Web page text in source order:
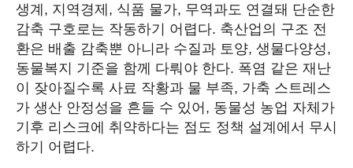
생계, 지역경제, 식품 물가, 무역과도 연결돼 단순한
감축 구호로는 작동하기 어렵다. 축산업의 구조 전
환은 배출 감축뿐 아니라 수질과 토양, 생물다양성,
동물복지 기준을 함께 다뤄야 한다. 폭염 같은 재난
이 잦아질수록 사료 작황과 물 부족, 가축 스트레스
가 생산 안정성을 흔들 수 있어, 동물성 농업 자체가
기후 리스크에 취약하다는 점도 정책 설계에서 무시
하기 어렵다.